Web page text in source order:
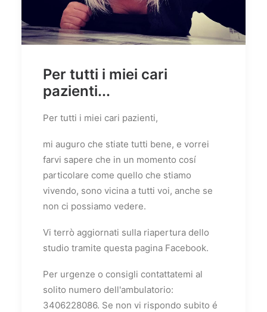
Per tutti i miei cari
pazienti...
Per tutti i miei cari pazienti,
mi auguro che stiate tutti bene, e vorrei
farvi sapere che in un momento cosí
particolare come quello che stiamo
vivendo, sono vicina a tutti voi, anche se
non ci possiamo vedere.
Vi terrò aggiornati sulla riapertura dello
studio tramite questa pagina Facebook.
Per urgenze o consigli contattatemi al
solito numero dell'ambulatorio:
3406228086. Se non vi rispondo subito é